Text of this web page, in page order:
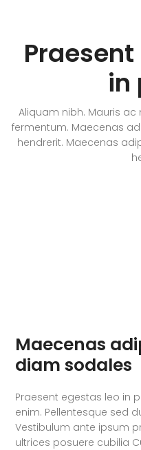
in
Aliquam nibh. Mauris
fermentum. Maecenas
hendrerit. Maecenas
Maecenas
diam sodales
Praesent egestas leo in
enim. Pellentesque sed
Vestibulum ante ipsum
ultrices posuere cubilia